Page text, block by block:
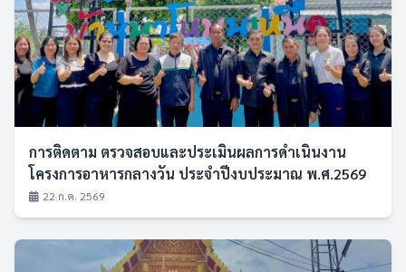
การติดตาม ตรวจสอบและประเมินผลการดำเนินงาน
โครงการอาหารกลางวัน ประจำปีงบประมาณ พ.ศ.2569
22 ก.ค. 2569